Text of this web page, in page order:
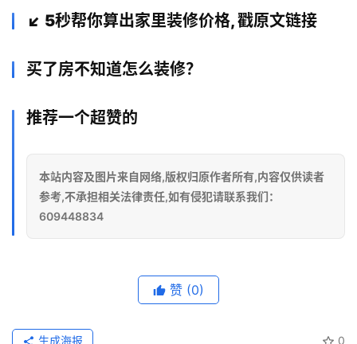
↙ 5秒帮你算出家里装修价格, 戳原文链接
买了房不知道怎么装修？
推荐一个超赞的
本站内容及图片来自网络,版权归原作者所有,内容仅供读者
参考,不承担相关法律责任,如有侵犯请联系我们：
609448834
赞 (0)
0
生成海报